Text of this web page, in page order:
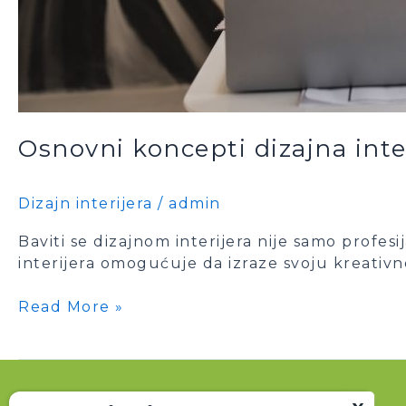
Osnovni koncepti dizajna
Dizajn interijera / admin
Baviti se dizajnom interijera nije samo
interijera omogućuje da izraze svoju
Read More »